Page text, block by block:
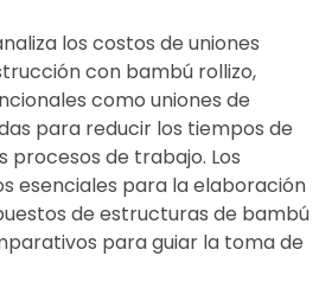
los costos de uniones
con bambú rollizo,
como uniones de
para reducir los tiempos de
procesos de trabajo. Los
esenciales para la elaboración
de estructuras de bambú
para guiar la toma de